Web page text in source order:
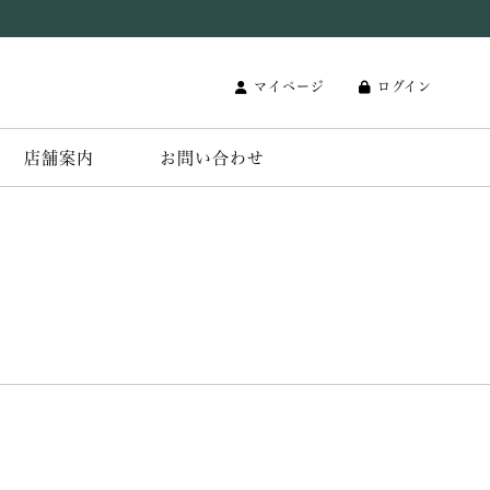
マイページ ログイン
店舗案内 お問い合わせ